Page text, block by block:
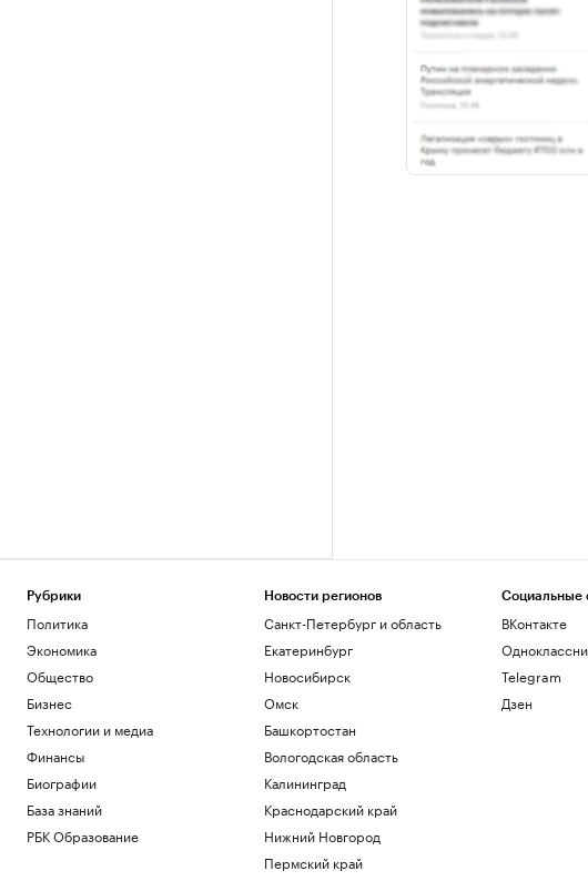
Рубрики
Политика
Экономика
Общество
Бизнес
Технологии и медиа
Финансы
Биографии
База знаний
РБК Образование
Новости регионов
Санкт-Петербург и область
Екатеринбург
Новосибирск
Омск
Башкортостан
Вологодская область
Калининград
Краснодарский край
Нижний Новгород
Пермский край
Социальные
ВКонтакте
Telegram
Дзен